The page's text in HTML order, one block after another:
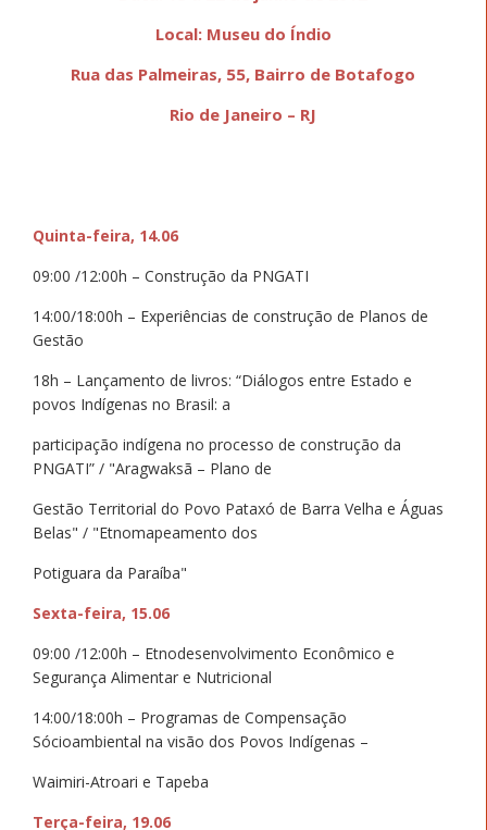
Local: Museu do Índio
Rua das Palmeiras, 55, Bairro de Botafogo
Rio de Janeiro – RJ
Quinta-feira, 14.06
09:00 /12:00h – Construção da PNGATI
14:00/18:00h – Experiências de construção de Planos de
Gestão
18h – Lançamento de livros: “Diálogos entre Estado e
povos Indígenas no Brasil: a
participação indígena no processo de construção da
PNGATI” / "Aragwaksã – Plano de
Gestão Territorial do Povo Pataxó de Barra Velha e Águas
Belas" / "Etnomapeamento dos
Potiguara da Paraíba"
Sexta-feira, 15.06
09:00 /12:00h – Etnodesenvolvimento Econômico e
Segurança Alimentar e Nutricional
14:00/18:00h – Programas de Compensação
Sócioambiental na visão dos Povos Indígenas –
Waimiri-Atroari e Tapeba
Terça-feira, 19.06